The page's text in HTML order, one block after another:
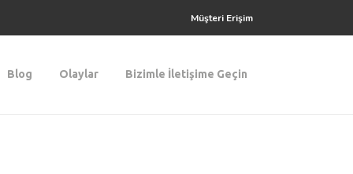
Müşteri Erişim
Blog Olaylar Bizimle İletişime Geçin